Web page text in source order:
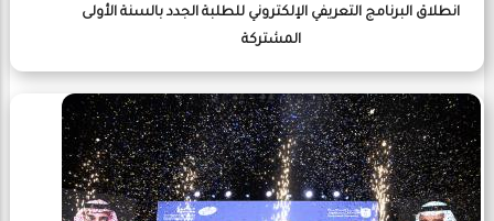
انطلاق البرنامج التعريفي الإلكتروني للطلبة الجدد بالسنة الأولى
المشتركة